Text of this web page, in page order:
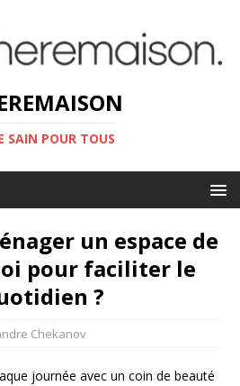
SAIN POUR TOUS
un espace de
pour faciliter le
?
Chekanov
journée avec un coin de beauté